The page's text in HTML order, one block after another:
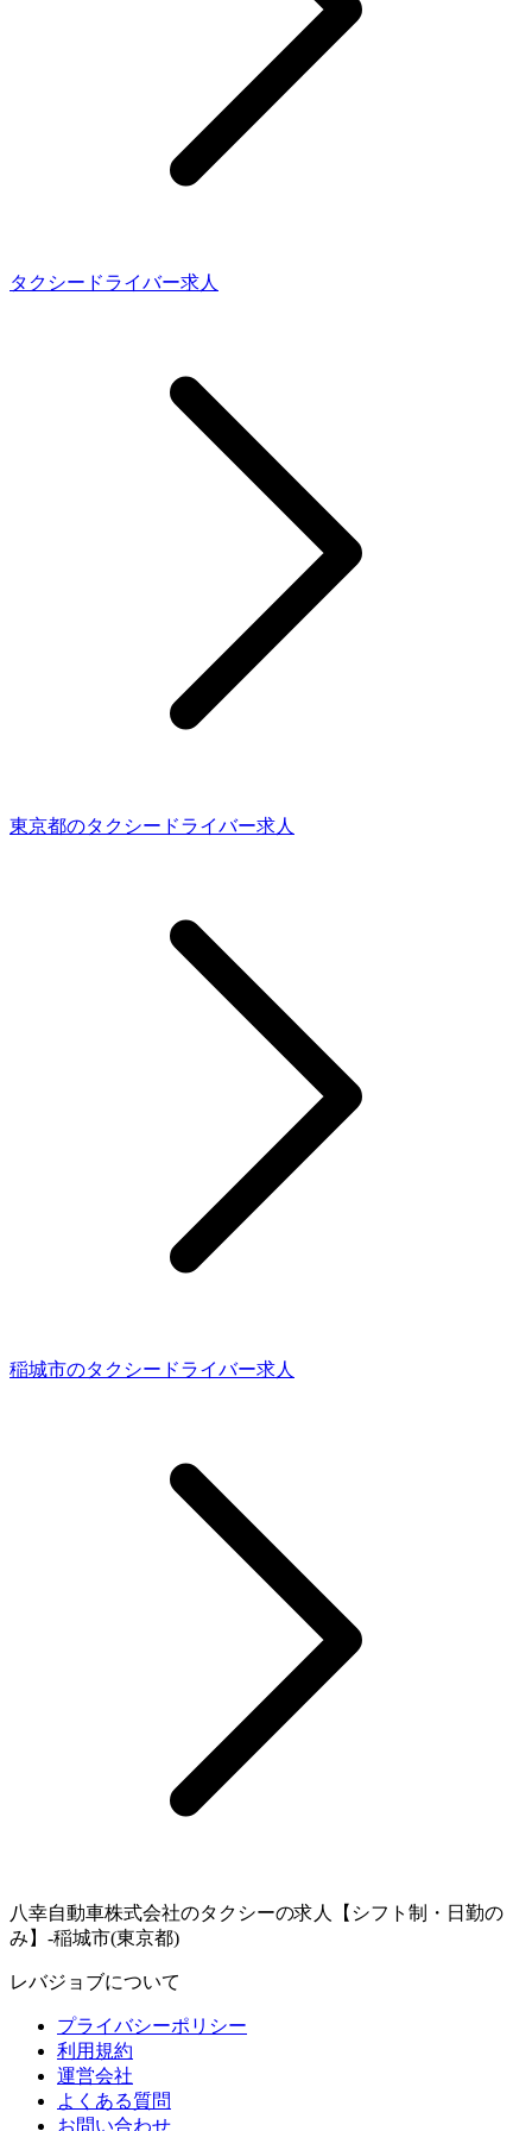
タクシードライバー求人
東京都のタクシードライバー求人
稲城市のタクシードライバー求人
八幸自動車株式会社のタクシーの求人【シフト制・日勤の
み】-稲城市(東京都)
レバジョブについて
プライバシーポリシー
利用規約
運営会社
よくある質問
お問い合わせ